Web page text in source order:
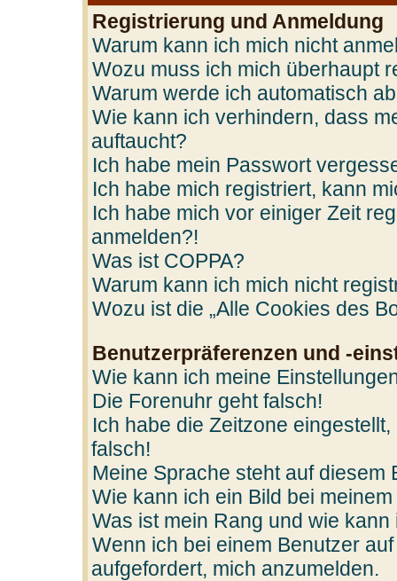
Registrierung und Anmeldung
Warum kann ich mich nicht
Wozu muss ich mich überhaupt
Warum werde ich automatisch
Wie kann ich verhindern, dass
auftaucht?
Ich habe mein Passwort
Ich habe mich registriert, kann
Ich habe mich vor einiger Zeit
anmelden?!
Was ist COPPA?
Warum kann ich mich nicht
Wozu ist die „Alle Cookies des
Benutzerpräferenzen und -
Wie kann ich meine
Die Forenuhr geht falsch!
Ich habe die Zeitzone
falsch!
Meine Sprache steht auf diesem
Wie kann ich ein Bild bei
Was ist mein Rang und wie
Wenn ich bei einem Benutzer
aufgefordert, mich anzumelden.